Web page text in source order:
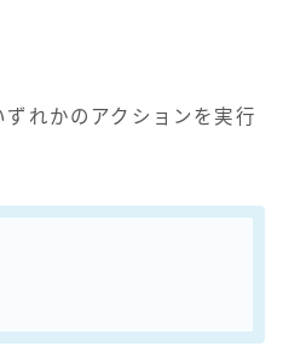
れかのアクションを実行